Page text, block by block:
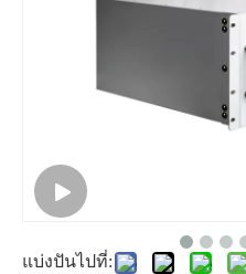
แบ่งปันไปที่: